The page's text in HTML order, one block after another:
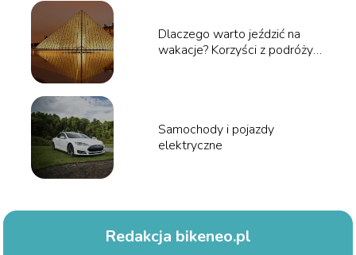
Dlaczego warto jeździć na
wakacje? Korzyści z podróży
Samochody i pojazdy
elektryczne
Redakcja bikeneo.pl